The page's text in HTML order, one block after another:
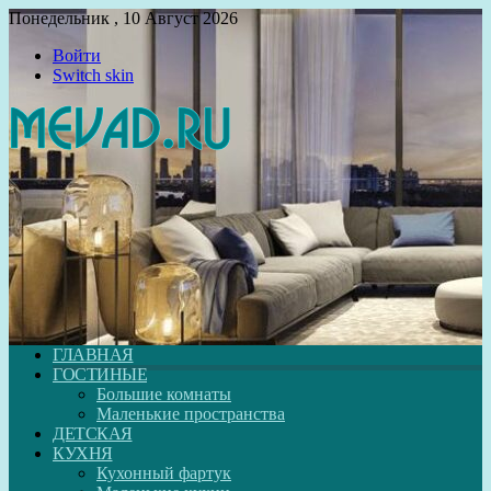
Понедельник , 10 Август 2026
Войти
Switch skin
ГЛАВНАЯ
ГОСТИНЫЕ
Большие комнаты
Маленькие пространства
ДЕТСКАЯ
КУХНЯ
Кухонный фартук